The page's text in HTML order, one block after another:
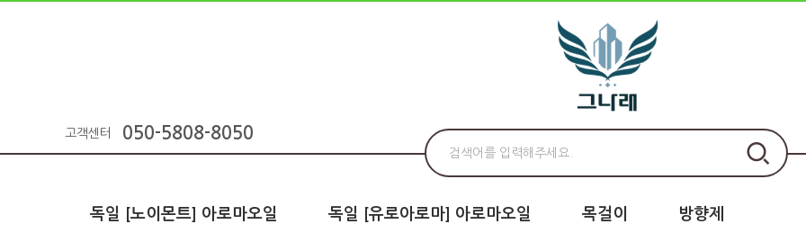
고객센터 050-5808-8050
독일 [노이몬트] 아로마오일 독일 [유로아로마] 아로마오일 목걸이 방향제